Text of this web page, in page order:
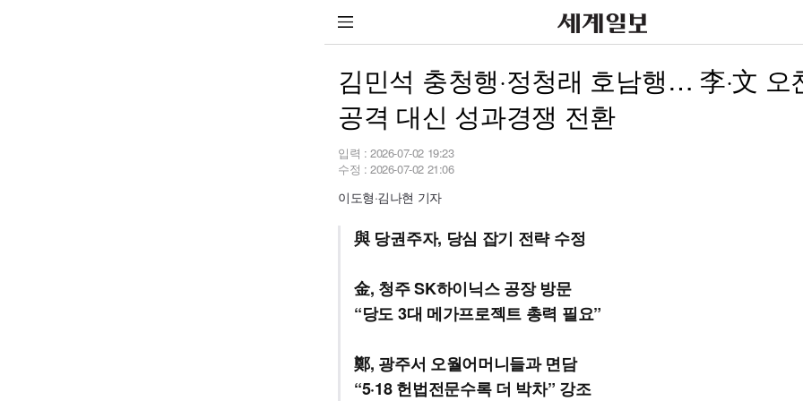
김민석 충청행·정청래 호남행… 李·文 오
공격 대신 성과경쟁 전환
입력 : 2026-07-02 19:23
수정 : 2026-07-02 21:06
이도형·김나현 기자
與 당권주자, 당심 잡기 전략 수정
金, 청주 SK하이닉스 공장 방문
“당도 3대 메가프로젝트 총력 필요”
鄭, 광주서 오월어머니들과 면담
“5·18 헌법전문수록 더 박차” 강조